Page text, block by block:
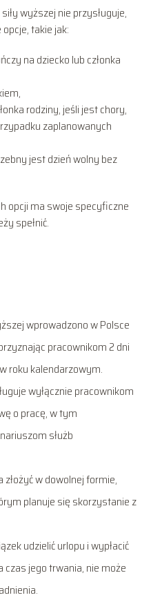
wyższej nie przysługuje,
takie jak:
na dziecko lub członka
rodziny, jeśli jest chory,
zaplanowanych
jest dzień wolny bez
opcji ma swoje specyficzne
spełnić.
wprowadzono w Polsce
pracownikom 2 dni
roku kalendarzowym.
wyłącznie pracownikom
o pracę, w tym
służb
w dowolnej formie,
planuje się skorzystanie z
udzielić urlopu i wypłacić
czas jego trwania, nie może